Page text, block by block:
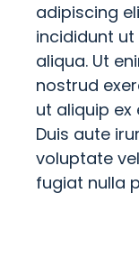
adipiscing
incididunt
aliqua. Ut
nostrud
ut aliquip
Duis aute
voluptate
fugiat nulla